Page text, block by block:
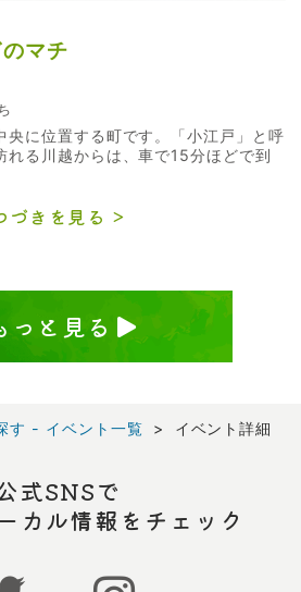
マチ
央に位置する町です。「小江戸」と呼
れる川越からは、車で15分ほどで到
づきを見る
っと見る
す - イベント一覧 イベント詳細
式SNSで
カル情報をチェック